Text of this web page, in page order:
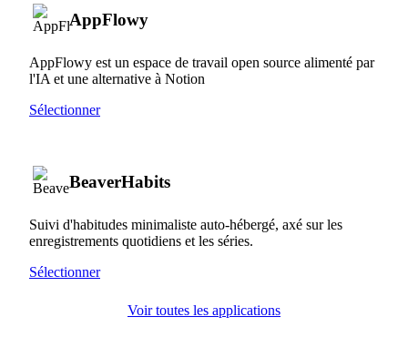
AppFlowy
AppFlowy est un espace de travail open source alimenté par
l'IA et une alternative à Notion
Sélectionner
BeaverHabits
Suivi d'habitudes minimaliste auto-hébergé, axé sur les
enregistrements quotidiens et les séries.
Sélectionner
Voir toutes les applications